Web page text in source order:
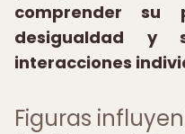
comprender
desigualdad y
interacciones
Figuras